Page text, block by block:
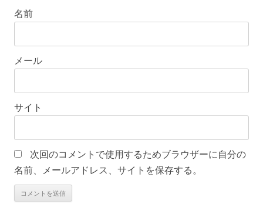
名前
メール
サイト
次回のコメントで使用するためブラウザーに自分の
名前、メールアドレス、サイトを保存する。